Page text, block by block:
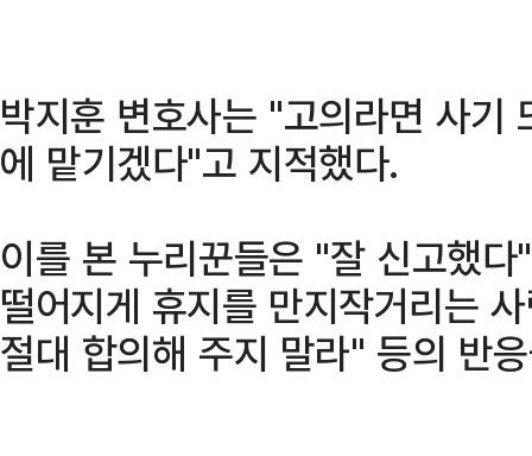
박지훈 변호사는 "고의라면 사기
에 맡기겠다"고 지적했다.
이를 본 누리꾼들은 "잘 신고했
떨어지게 휴지를 만지작거리는
절대 합의해 주지 말라" 등의 반